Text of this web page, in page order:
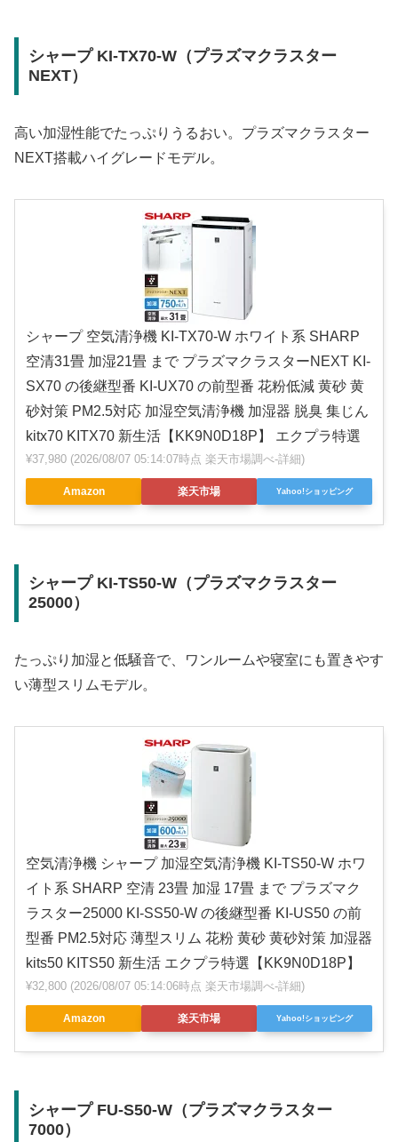
シャープ KI-TX70-W（プラズマクラスター
NEXT）
高い加湿性能でたっぷりうるおい。プラズマクラスター
NEXT搭載ハイグレードモデル。
シャープ 空気清浄機 KI-TX70-W ホワイト系 SHARP
空清31畳 加湿21畳 まで プラズマクラスターNEXT KI-
SX70 の後継型番 KI-UX70 の前型番 花粉低減 黄砂 黄
砂対策 PM2.5対応 加湿空気清浄機 加湿器 脱臭 集じん
kitx70 KITX70 新生活【KK9N0D18P】 エクプラ特選
¥37,980 (2026/08/07 05:14:07時点 楽天市場調べ-詳細)
Amazon 楽天市場 Yahoo!ショッピング
シャープ KI-TS50-W（プラズマクラスター
25000）
たっぷり加湿と低騒音で、ワンルームや寝室にも置きやす
い薄型スリムモデル。
空気清浄機 シャープ 加湿空気清浄機 KI-TS50-W ホワ
イト系 SHARP 空清 23畳 加湿 17畳 まで プラズマク
ラスター25000 KI-SS50-W の後継型番 KI-US50 の前
型番 PM2.5対応 薄型スリム 花粉 黄砂 黄砂対策 加湿器
kits50 KITS50 新生活 エクプラ特選【KK9N0D18P】
¥32,800 (2026/08/07 05:14:06時点 楽天市場調べ-詳細)
Amazon 楽天市場 Yahoo!ショッピング
シャープ FU-S50-W（プラズマクラスター
7000）